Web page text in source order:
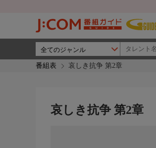
番組表 哀しき抗争 第2章
哀しき抗争 第2章